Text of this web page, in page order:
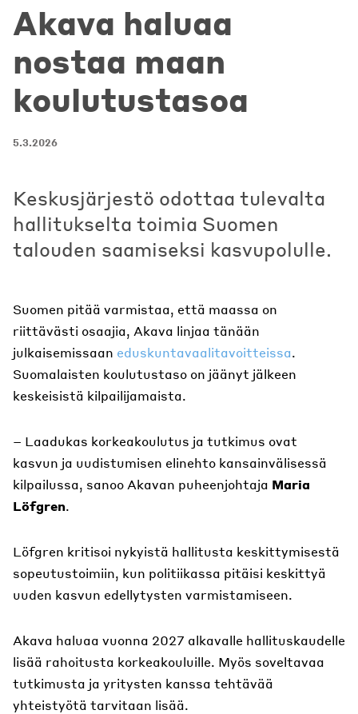
Akava haluaa
nostaa maan
koulutustasoa
5.3.2026
Keskusjärjestö odottaa tulevalta
hallitukselta toimia Suomen
talouden saamiseksi kasvupolulle.
Suomen pitää varmistaa, että maassa on
riittävästi osaajia, Akava linjaa tänään
julkaisemissaan eduskuntavaalitavoitteissa.
Suomalaisten koulutustaso on jäänyt jälkeen
keskeisistä kilpailijamaista.
– Laadukas korkeakoulutus ja tutkimus ovat
kasvun ja uudistumisen elinehto kansainvälisessä
kilpailussa, sanoo Akavan puheenjohtaja Maria
Löfgren.
Löfgren kritisoi nykyistä hallitusta keskittymisestä
sopeutustoimiin, kun politiikassa pitäisi keskittyä
uuden kasvun edellytysten varmistamiseen.
Akava haluaa vuonna 2027 alkavalle hallituskaudelle
lisää rahoitusta korkeakouluille. Myös soveltavaa
tutkimusta ja yritysten kanssa tehtävää
yhteistyötä tarvitaan lisää.